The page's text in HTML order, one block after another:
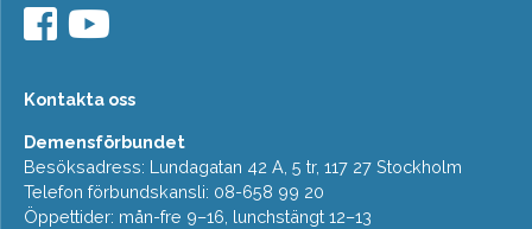
Kontakta oss
Demensförbundet
Besöksadress: Lundagatan 42 A, 5 tr, 117 27 Stockholm
Telefon förbundskansli: 08-658 99 20
Öppettider: mån-fre 9–16, lunchstängt 12–13